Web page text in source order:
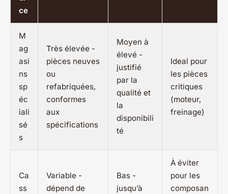
ce
M
ag
asi
ns
sp
éc
iali
sé
s
Très élevée -
pièces neuves
ou
refabriquées,
conformes
aux
spécifications
Moyen à
élevé -
justifié
par la
qualité et
la
disponibili
té
Ideal pour
les pièces
critiques
(moteur,
freinage)
Ca
ss
Variable -
dépend de
Bas -
jusqu’à
À éviter
pour les
composan